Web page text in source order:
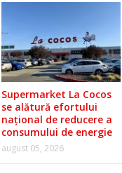
Supermarket La Cocos
se alătură efortului
național de reducere a
consumului de energie
august 05, 2026